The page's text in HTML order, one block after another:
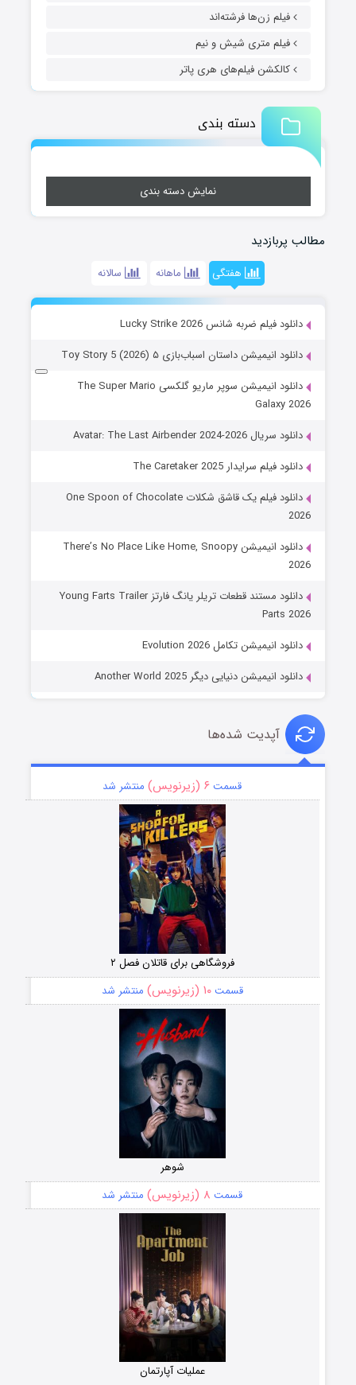
فیلم زن‌ها فرشته‌اند
فیلم متری شیش و نیم
کالکشن فیلم‌های هری پاتر
دسته بندی
نمایش دسته بندی
مطالب پربازدید
هفتگی ماهانه سالانه
دانلود فیلم ضربه شانس Lucky Strike 2026
دانلود انیمیشن داستان اسباب‌بازی ۵ Toy Story 5 (2026)
دانلود انیمیشن سوپر ماریو گلکسی The Super Mario
Galaxy 2026
دانلود سریال Avatar: The Last Airbender 2024-2026
دانلود فیلم سرایدار The Caretaker 2025
دانلود فیلم یک قاشق شکلات One Spoon of Chocolate
2026
دانلود انیمیشن There’s No Place Like Home, Snoopy
2026
دانلود مستند قطعات تریلر یانگ فارتز Young Farts Trailer
Parts 2026
دانلود انیمیشن تکامل Evolution 2026
دانلود انیمیشن دنیایی دیگر Another World 2025
آپدیت شده‌ها
قسمت ۶ (زیرنویس) منتشر شد
فروشگاهی برای قاتلان فصل ۲
قسمت۱۰ (زیرنویس) منتشر شد
شوهر
قسمت ۸ (زیرنویس) منتشر شد
عملیات آپارتمان